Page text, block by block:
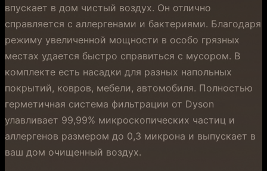
впускает в дом чистый воздух. Он отлично
справляется с аллергенами и бактериями. Благодаря
режиму увеличенной мощности в особо грязных
местах удается быстро справиться с мусором. В
комплекте есть насадки для разных напольных
покрытий, ковров, мебели, автомобиля. Полностью
герметичная система фильтрации от Dyson
улавливает 99,99% микроскопических частиц и
аллергенов размером до 0,3 микрона и выпускает в
ваш дом очищенный воздух.